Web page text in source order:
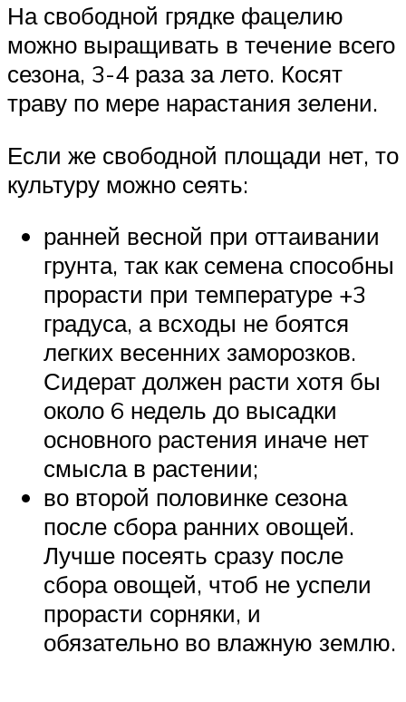
На свободной грядке фацелию
можно выращивать в течение всего
сезона, 3-4 раза за лето. Косят
траву по мере нарастания зелени.
Если же свободной площади нет, то
культуру можно сеять:
ранней весной при оттаивании
грунта, так как семена способны
прорасти при температуре +3
градуса, а всходы не боятся
легких весенних заморозков.
Сидерат должен расти хотя бы
около 6 недель до высадки
основного растения иначе нет
смысла в растении;
во второй половинке сезона
после сбора ранних овощей.
Лучше посеять сразу после
сбора овощей, чтоб не успели
прорасти сорняки, и
обязательно во влажную землю.